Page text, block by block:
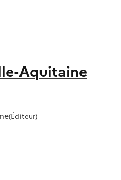
Aquitaine
(Éditeur)